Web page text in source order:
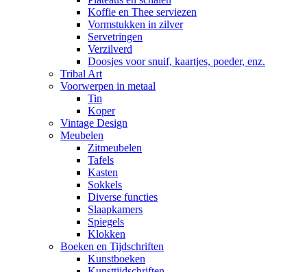
Koffie en Thee serviezen
Vormstukken in zilver
Servetringen
Verzilverd
Doosjes voor snuif, kaartjes, poeder, enz.
Tribal Art
Voorwerpen in metaal
Tin
Koper
Vintage Design
Meubelen
Zitmeubelen
Tafels
Kasten
Sokkels
Diverse functies
Slaapkamers
Spiegels
Klokken
Boeken en Tijdschriften
Kunstboeken